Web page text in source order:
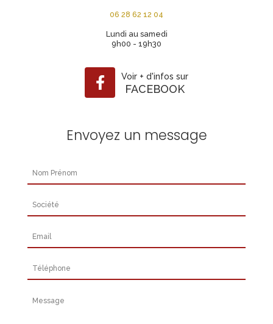
06 28 62 12 04
Lundi au samedi
9h00 - 19h30
Voir + d'infos sur
FACEBOOK
Envoyez un message
Nom Prénom
Société
Email
Téléphone
Message